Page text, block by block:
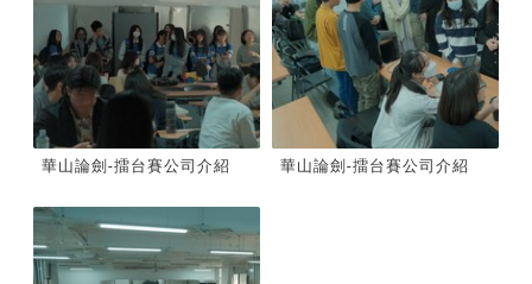
華山論劍-擂台賽公司介紹 華山論劍-擂台賽公司介紹